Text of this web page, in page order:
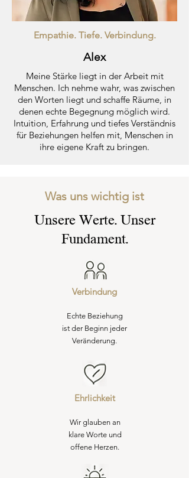
Empathie. Tiefe. Verbindung.
Alex
Meine Stärke liegt in der Arbeit mit
Menschen. Ich nehme wahr, was zwischen
den Worten liegt und schaffe Räume, in
denen echte Begegnung möglich wird.
Intuition, Erfahrung und tiefes Verständnis
für Beziehungen helfen mit, Menschen in
ihre eigene Kraft zu bringen.
Was uns wichtig ist
Unsere Werte. Unser
Fundament.
Verbindung
Echte Beziehung
ist der Beginn jeder
Veränderung.
Ehrlichkeit
Wir glauben an
klare Worte und
offene Herzen.